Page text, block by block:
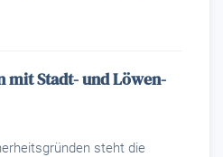
mit Stadt- und Löwen-
steht die